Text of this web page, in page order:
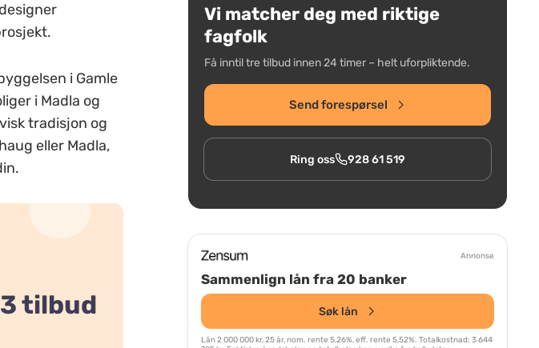
i Gamle
i Madla og
tradisjon og
eller Madla,
tilbud
Vi matcher deg med riktige
fagfolk
Få inntil tre tilbud innen 24 timer – helt uforpliktende.
Send forespørsel
Ring oss 928 61 519
Annonse
Sammenlign lån fra 20 banker
Søk lån
Lån 2 000 000 kr, 25 år, nom. rente 5,26%, eff. rente 5,52%. Totalkostnad: 3 644